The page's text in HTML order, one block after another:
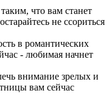
что вам станет
не ссориться
в романтических
- любимая начнет
внимание зрелых и
вам сейчас